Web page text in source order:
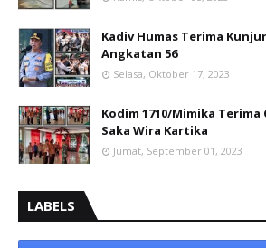
Kadiv Humas Terima
Angkatan 56
Selasa, Oktober 17, 2023
Kodim 1710/Mimika
Saka Wira Kartika
Jumat, September 01, 2023
LABELS